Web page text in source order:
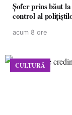
Șofer prins băut
control al
acum 8 ore
CULTURĂ